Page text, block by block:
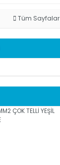
Tüm Sayfalar